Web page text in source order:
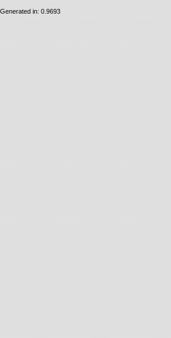
Generated in: 0.9693